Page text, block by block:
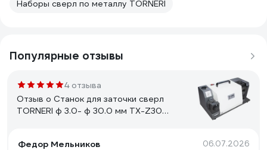
Наборы сверл по металлу TORNERI
Популярные отзывы
4 отзыва
Отзыв о Станок для заточки сверл
TORNERI ф 3.0- ф 30.0 мм TX-Z30
Федор Мельников
06.07.2026